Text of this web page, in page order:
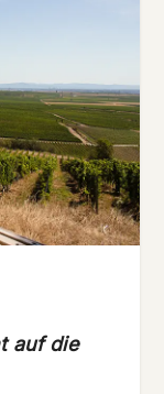
auf die